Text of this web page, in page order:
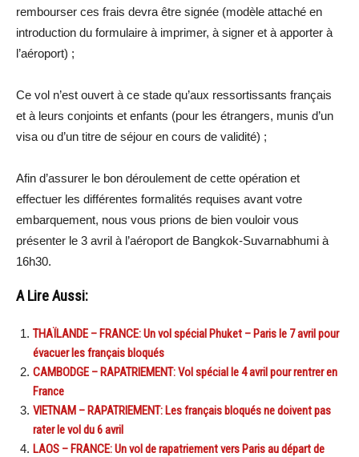
rembourser ces frais devra être signée (modèle attaché en
introduction du formulaire à imprimer, à signer et à apporter à
l’aéroport) ;
Ce vol n’est ouvert à ce stade qu’aux ressortissants français
et à leurs conjoints et enfants (pour les étrangers, munis d’un
visa ou d’un titre de séjour en cours de validité) ;
Afin d’assurer le bon déroulement de cette opération et
effectuer les différentes formalités requises avant votre
embarquement, nous vous prions de bien vouloir vous
présenter le 3 avril à l’aéroport de Bangkok-Suvarnabhumi à
16h30.
A Lire Aussi:
THAÏLANDE – FRANCE: Un vol spécial Phuket – Paris le 7 avril pour
évacuer les français bloqués
CAMBODGE – RAPATRIEMENT: Vol spécial le 4 avril pour rentrer en
France
VIETNAM – RAPATRIEMENT: Les français bloqués ne doivent pas
rater le vol du 6 avril
LAOS – FRANCE: Un vol de rapatriement vers Paris au départ de